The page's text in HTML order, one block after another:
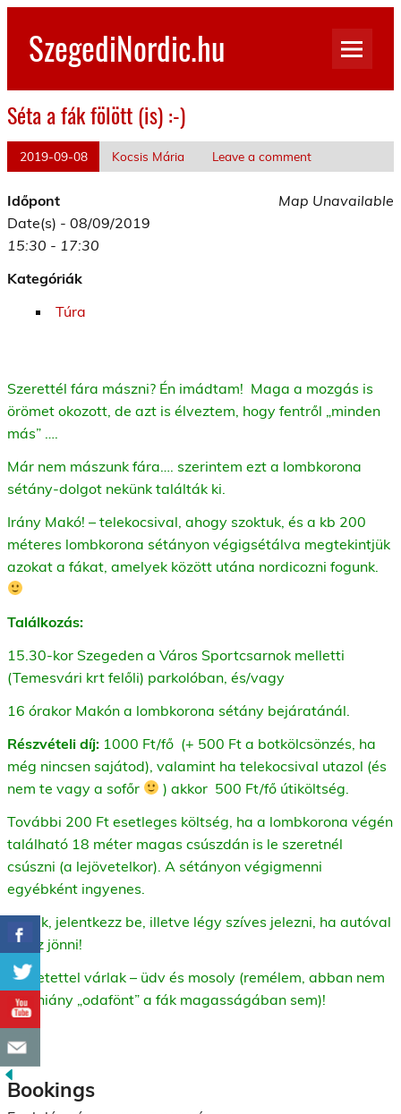
Skip
contentSzegediNordic.hu
Séta a fák fölött (is) :-)
2019-09-08 Kocsis Mária Leave a comment
Map Unavailable
Időpont
Date(s) - 08/09/2019
15:30 - 17:30
Kategóriák
Túra
Szerettél fára mászni? Én imádtam! Maga a mozgás is
örömet okozott, de azt is élveztem, hogy fentről „minden
más” ….
Már nem mászunk fára…. szerintem ezt a lombkorona
sétány-dolgot nekünk találták ki.
Irány Makó! – telekocsival, ahogy szoktuk, és a kb 200
méteres lombkorona sétányon végigsétálva megtekintjük
azokat a fákat, amelyek között utána nordicozni fogunk.
Találkozás:
15.30-kor Szegeden a Város Sportcsarnok melletti
(Temesvári krt felőli) parkolóban, és/vagy
16 órakor Makón a lombkorona sétány bejáratánál.
Részvételi díj: 1000 Ft/fő (+ 500 Ft a botkölcsönzés, ha
még nincsen sajátod), valamint ha telekocsival utazol (és
nem te vagy a sofőr
) akkor 500 Ft/fő útiköltség.
További 200 Ft esetleges költség, ha a lombkorona végén
található 18 méter magas csúszdán is le szeretnél
csúszni (a lejövetelkor). A sétányon végigmenni
egyébként ingyenes.
Kérlek, jelentkezz be, illetve légy szíves jelezni, ha autóval
tudsz jönni!
Szeretettel várlak – üdv és mosoly (remélem, abban nem
lesz hiány „odafönt” a fák magasságában sem)!
Bookings